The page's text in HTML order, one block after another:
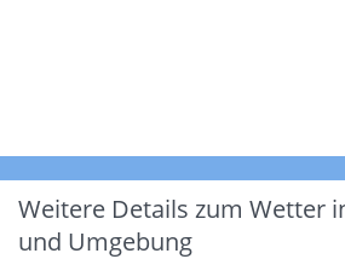
Weitere Details zum Wetter
und Umgebung